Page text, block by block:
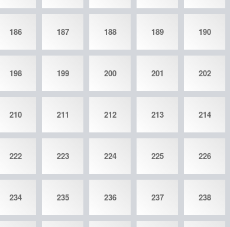
186 187 188 189 190
198 199 200 201 202
210 211 212 213 214
222 223 224 225 226
234 235 236 237 238